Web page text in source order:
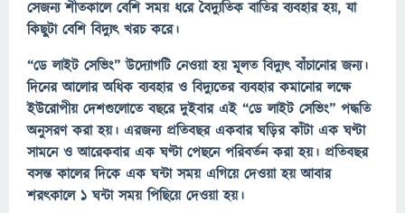
সেজন্য শীতকালে বেশি সময় ধরে বৈদ্যুতিক বাতির ব্যবহার হয়, যা
কিছুটা বেশি বিদ্যুৎ খরচ করে।
“ডে লাইট সেভিং” উদ্যোগটি নেওয়া হয় মূলত বিদ্যুৎ বাঁচানোর জন্য।
দিনের আলোর অধিক ব্যবহার ও বিদ্যুতের ব্যবহার কমানোর লক্ষে
ইউরোপীয় দেশগুলোতে বছরে দুইবার এই “ডে লাইট সেভিং” পদ্ধতি
অনুসরণ করা হয়। এরজন্য প্রতিবছর একবার ঘড়ির কাঁটা এক ঘণ্টা
সামনে ও আরেকবার এক ঘণ্টা পেছনে পরিবর্তন করা হয়। প্রতিবছর
বসন্ত কালের দিকে এক ঘন্টা সময় এগিয়ে দেওয়া হয় আবার
শরৎকালে ১ ঘন্টা সময় পিছিয়ে দেওয়া হয়।